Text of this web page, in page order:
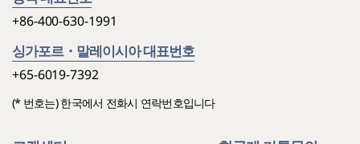
+86-400-630-1991
싱가포르・말레이시아 대표번호
+65-6019-7392
(* 번호는) 한국에서 전화시 연락번호입니다